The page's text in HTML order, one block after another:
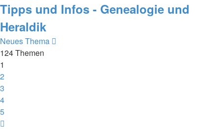
Tipps und Infos - Genealogie und
Heraldik
Neues Thema
124 Themen
1
2
3
4
5